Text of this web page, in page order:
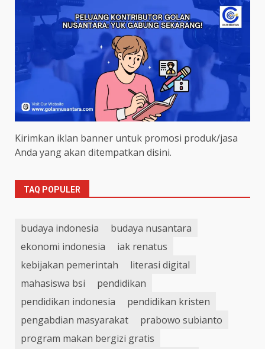
Kirimkan iklan banner untuk promosi produk/jasa
Anda yang akan ditempatkan disini.
TAQ POPULER
budaya indonesia
budaya nusantara
ekonomi indonesia
iak renatus
kebijakan pemerintah
literasi digital
mahasiswa bsi
pendidikan
pendidikan indonesia
pendidikan kristen
pengabdian masyarakat
prabowo subianto
program makan bergizi gratis